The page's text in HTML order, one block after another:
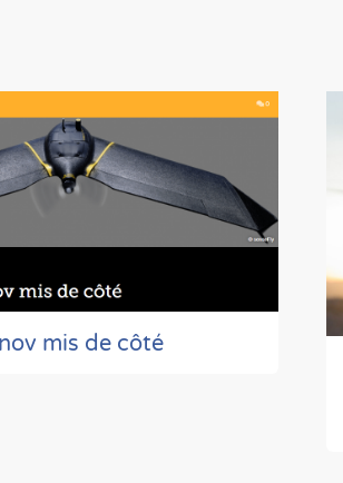
mis de côté